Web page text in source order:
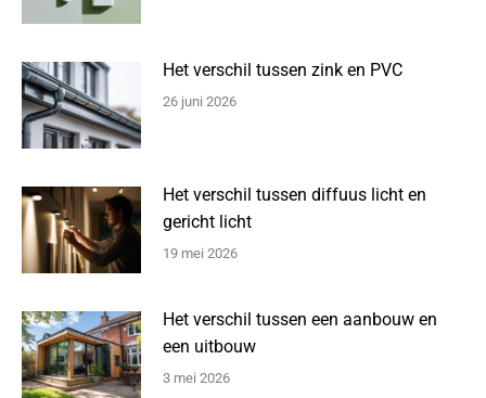
Het verschil tussen zink en PVC
26 juni 2026
Het verschil tussen diffuus licht en
gericht licht
19 mei 2026
Het verschil tussen een aanbouw en
een uitbouw
3 mei 2026